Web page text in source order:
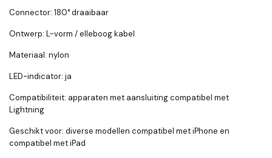
Connector: 180° draaibaar
Ontwerp: L-vorm / elleboog kabel
Materiaal: nylon
LED-indicator: ja
Compatibiliteit: apparaten met aansluiting compatibel met
Lightning
Geschikt voor: diverse modellen compatibel met iPhone en
compatibel met iPad